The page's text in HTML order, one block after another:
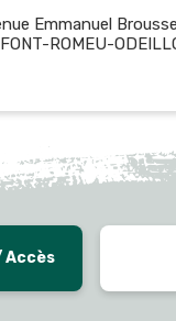
Emmanuel Brousse
ROMEU-
Accès